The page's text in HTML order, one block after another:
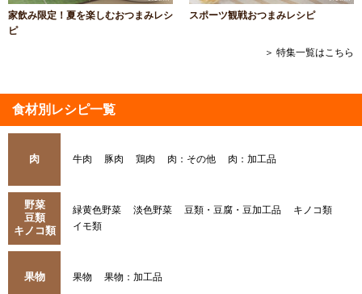
家飲み限定！夏を楽しむおつまみレシ
ピ
スポーツ観戦おつまみレシピ
＞ 特集一覧はこちら
食材別レシピ一覧
肉 牛肉 豚肉 鶏肉 肉：その他 肉：加工品
野菜
豆類
キノコ類
緑黄色野菜 淡色野菜 豆類・豆腐・豆加工品
キノコ類
イモ類
果物 果物 果物：加工品